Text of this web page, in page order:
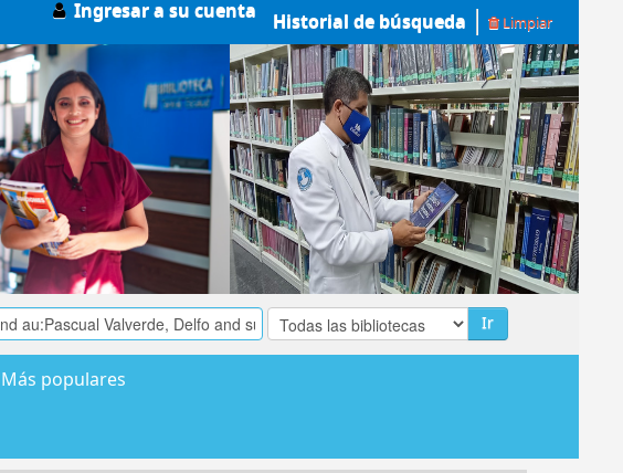
Ingresar a su cuenta Historial de búsqueda Limpiar
Ir
Más populares